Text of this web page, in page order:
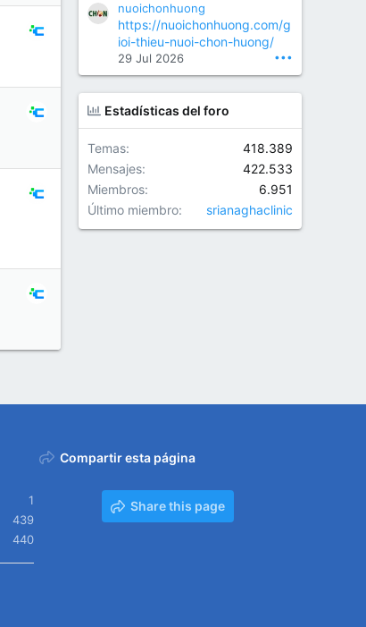
nuoichonhuong
https://nuoichonhuong.com/g
ioi-thieu-nuoi-chon-huong/
29 Jul 2026 •••
Estadísticas del foro
Temas
418.389
Mensajes
422.533
Miembros
6.951
Último miembro
srianaghaclinic
1
439
440
Compartir esta página
Share this page